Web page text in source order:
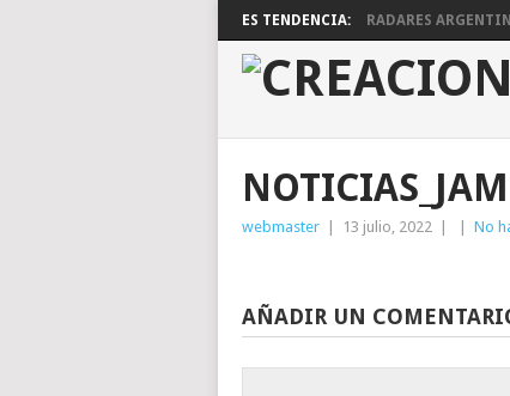
ES TENDENCIA: RADARES
webmaster 13 julio, 2022 No
AÑADIR UN